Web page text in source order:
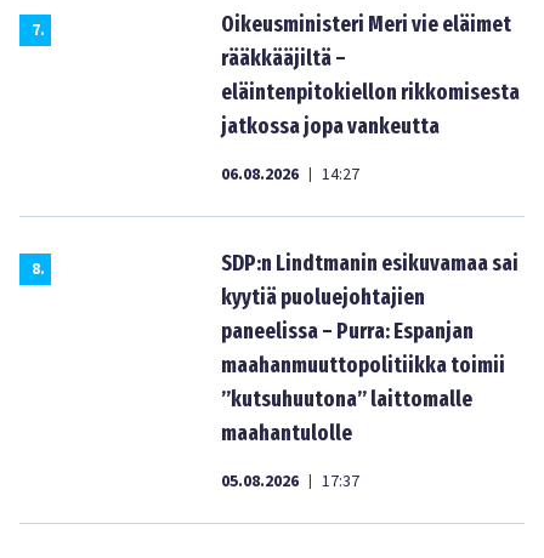
7.
Oikeusministeri Meri vie eläimet
rääkkääjiltä –
eläintenpitokiellon rikkomisesta
jatkossa jopa vankeutta
06.08.2026 | 14:27
8.
SDP:n Lindtmanin esikuvamaa sai
kyytiä puoluejohtajien
paneelissa – Purra: Espanjan
maahanmuuttopolitiikka toimii
”kutsuhuutona” laittomalle
maahantulolle
05.08.2026 | 17:37